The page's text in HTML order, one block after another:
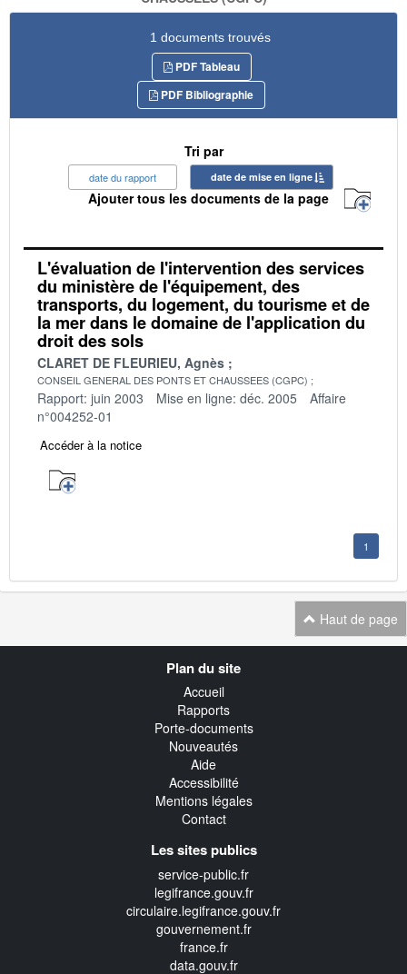
1 documents trouvés
PDF Tableau
PDF Bibliographie
Tri par
date du rapport date de mise en ligne
Ajouter tous les documents de la page
L'évaluation de l'intervention des services
du ministère de l'équipement, des
transports, du logement, du tourisme et de
la mer dans le domaine de l'application du
droit des sols
CLARET DE FLEURIEU, Agnès
CONSEIL GENERAL DES PONTS ET CHAUSSEES (CGPC)
Rapport: juin 2003 Mise en ligne: déc. 2005
Affaire
n°004252-01
Accéder à la notice
1
Haut de page
Plan du site
Accueil
Rapports
Porte-documents
Nouveautés
Aide
Accessibilité
Mentions légales
Contact
Les sites publics
service-public.fr
legifrance.gouv.fr
circulaire.legifrance.gouv.fr
gouvernement.fr
france.fr
data.gouv.fr